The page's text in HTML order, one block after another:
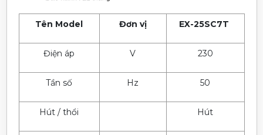
Tên Model Đơn vị EX-25SC7T
Điện áp V 230
Tần số Hz 50
Hút / thổi Hút